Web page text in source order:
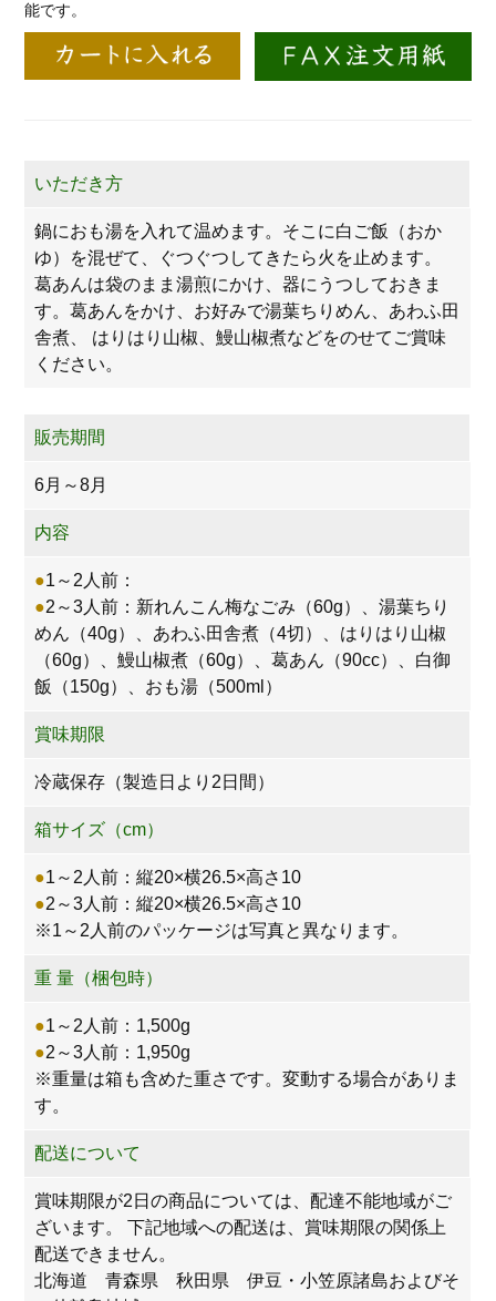
能です。
いただき方
鍋におも湯を入れて温めます。そこに白ご飯（おか
ゆ）を混ぜて、ぐつぐつしてきたら火を止めます。
葛あんは袋のまま湯煎にかけ、器にうつしておきま
す。葛あんをかけ、お好みで湯葉ちりめん、あわふ田
舎煮、 はりはり山椒、鰻山椒煮などをのせてご賞味
ください。
販売期間
6月～8月
内容
●1～2人前：
●2～3人前：新れんこん梅なごみ（60g）、湯葉ちり
めん（40g）、あわふ田舎煮（4切）、はりはり山椒
（60g）、鰻山椒煮（60g）、葛あん（90cc）、白御
飯（150g）、おも湯（500ml）
賞味期限
冷蔵保存（製造日より2日間）
箱サイズ（cm）
●1～2人前：縦20×横26.5×高さ10
●2～3人前：縦20×横26.5×高さ10
※1～2人前のパッケージは写真と異なります。
重 量（梱包時）
●1～2人前：1,500g
●2～3人前：1,950g
※重量は箱も含めた重さです。変動する場合がありま
す。
配送について
賞味期限が2日の商品については、配達不能地域がご
ざいます。 下記地域への配送は、賞味期限の関係上
配送できません。
北海道 青森県 秋田県 伊豆・小笠原諸島およびそ